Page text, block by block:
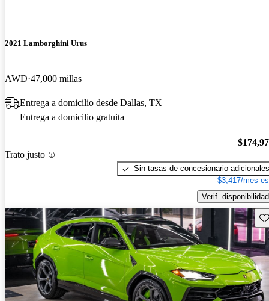
2021 Lamborghini Urus
AWD 47,000 millas
Entrega a domicilio desde Dallas, TX
Entrega a domicilio gratuita
Trato justo
Sin tasas de concesionario adicionales
$3,417/mes
Verif. disponibilidad